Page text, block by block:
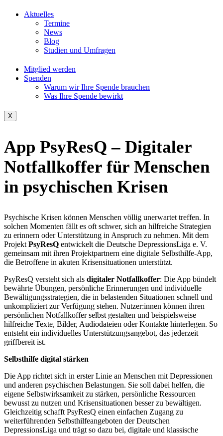
Aktuelles
Termine
News
Blog
Studien und Umfragen
Mitglied werden
Spenden
Warum wir Ihre Spende brauchen
Was Ihre Spende bewirkt
X
App PsyResQ – Digitaler
Notfallkoffer für Menschen
in psychischen Krisen
Psychische Krisen können Menschen völlig unerwartet treffen. In
solchen Momenten fällt es oft schwer, sich an hilfreiche Strategien
zu erinnern oder Unterstützung in Anspruch zu nehmen. Mit dem
Projekt PsyResQ entwickelt die Deutsche DepressionsLiga e. V.
gemeinsam mit ihren Projektpartnern eine digitale Selbsthilfe-App,
die Betroffene in akuten Krisensituationen unterstützt.
PsyResQ versteht sich als digitaler Notfallkoffer: Die App bündelt
bewährte Übungen, persönliche Erinnerungen und individuelle
Bewältigungsstrategien, die in belastenden Situationen schnell und
unkompliziert zur Verfügung stehen. Nutzer:innen können ihren
persönlichen Notfallkoffer selbst gestalten und beispielsweise
hilfreiche Texte, Bilder, Audiodateien oder Kontakte hinterlegen. So
entsteht ein individuelles Unterstützungsangebot, das jederzeit
griffbereit ist.
Selbsthilfe digital stärken
Die App richtet sich in erster Linie an Menschen mit Depressionen
und anderen psychischen Belastungen. Sie soll dabei helfen, die
eigene Selbstwirksamkeit zu stärken, persönliche Ressourcen
bewusst zu nutzen und Krisensituationen besser zu bewältigen.
Gleichzeitig schafft PsyResQ einen einfachen Zugang zu
weiterführenden Selbsthilfeangeboten der Deutschen
DepressionsLiga und trägt so dazu bei, digitale und klassische